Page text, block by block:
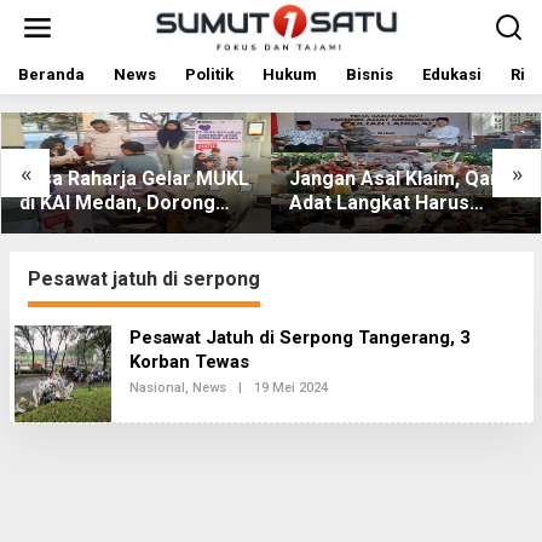
t
i
k
o
n
Beranda News Politik Hukum Bisnis Edukasi
« »
Gelar MUKL
Dorong
dan
Jangan Asal Klaim, Qanun
Adat Langkat Harus
Dibuktikan Lewat Kajian
Medan
Pesawat jatuh di serpong
Pesawat Jatuh di Serpong Tangerang, 3
Korban Tewas
Nasional, News | 19 Mei 2024O
E